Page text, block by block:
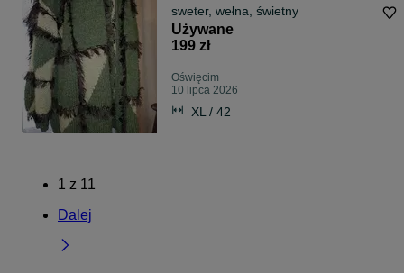
sweter, wełna, świetny
Używane
199 zł
Oświęcim
10 lipca 2026
XL / 42
1 z 11
Dalej